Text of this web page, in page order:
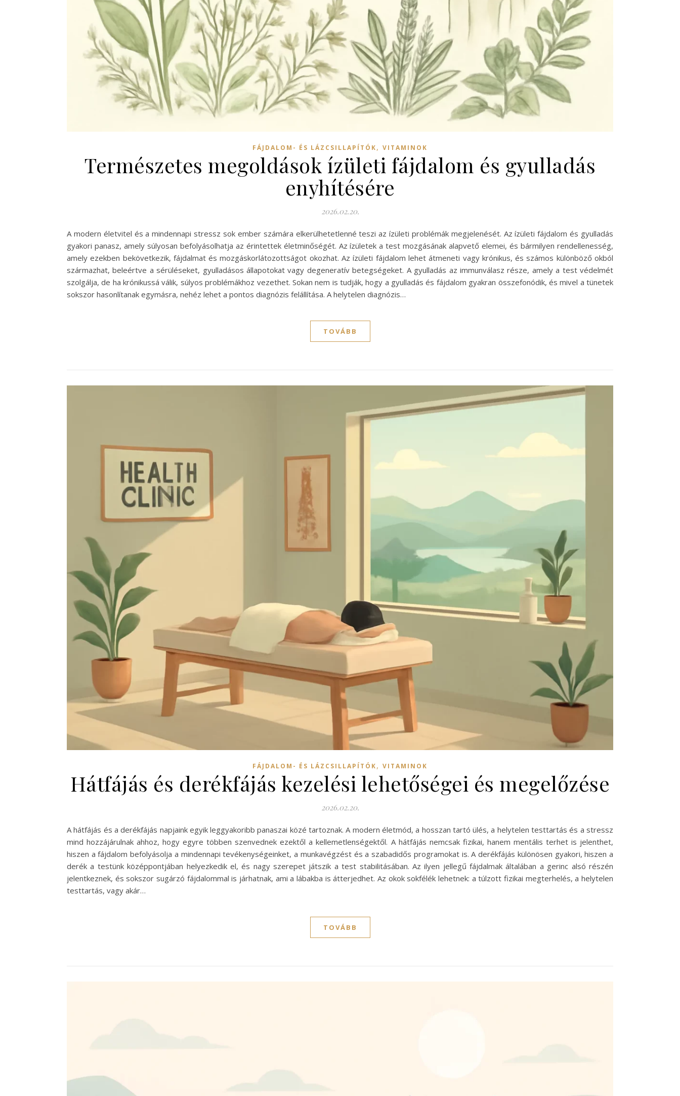
FÁJDALOM- ÉS LÁZCSILLAPÍTÓK, VITAMINOK
Természetes megoldások ízületi fájdalom és gyulladás
enyhítésére
2026.02.20.
A modern életvitel és a mindennapi stressz sok ember számára elkerülhetetlenné teszi az ízületi problémák megjelenését. Az ízületi fájdalom és gyulladás
gyakori panasz, amely súlyosan befolyásolhatja az érintettek életminőségét. Az ízületek a test mozgásának alapvető elemei, és bármilyen rendellenesség,
amely ezekben bekövetkezik, fájdalmat és mozgáskorlátozottságot okozhat. Az ízületi fájdalom lehet átmeneti vagy krónikus, és számos különböző okból
származhat, beleértve a sérüléseket, gyulladásos állapotokat vagy degeneratív betegségeket. A gyulladás az immunválasz része, amely a test védelmét
szolgálja, de ha krónikussá válik, súlyos problémákhoz vezethet. Sokan nem is tudják, hogy a gyulladás és fájdalom gyakran összefonódik, és mivel a tünetek
sokszor hasonlítanak egymásra, nehéz lehet a pontos diagnózis felállítása. A helytelen diagnózis…
TOVÁBB
FÁJDALOM- ÉS LÁZCSILLAPÍTÓK, VITAMINOK
Hátfájás és derékfájás kezelési lehetőségei és megelőzése
2026.02.20.
A hátfájás és a derékfájás napjaink egyik leggyakoribb panaszai közé tartoznak. A modern életmód, a hosszan tartó ülés, a helytelen testtartás és a stressz
mind hozzájárulnak ahhoz, hogy egyre többen szenvednek ezektől a kellemetlenségektől. A hátfájás nemcsak fizikai, hanem mentális terhet is jelenthet,
hiszen a fájdalom befolyásolja a mindennapi tevékenységeinket, a munkavégzést és a szabadidős programokat is. A derékfájás különösen gyakori, hiszen a
derék a testünk középpontjában helyezkedik el, és nagy szerepet játszik a test stabilitásában. Az ilyen jellegű fájdalmak általában a gerinc alsó részén
jelentkeznek, és sokszor sugárzó fájdalommal is járhatnak, ami a lábakba is átterjedhet. Az okok sokfélék lehetnek: a túlzott fizikai megterhelés, a helytelen
testtartás, vagy akár…
TOVÁBB